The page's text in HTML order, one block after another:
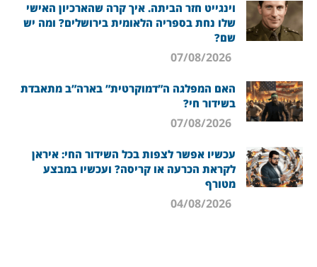
וינגייט חזר הביתה. איך קרה שהארכיון האישי
שלו נחת בספריה הלאומית בירושלים? ומה יש
שם?
האם המפלגה ה”דמוקרטית” בארה”ב מתאבדת
בשידור חי?
עכשיו אפשר לצפות בכל השידור החי: איראן
לקראת הכרעה או קריסה? ועכשיו במבצע
מטורף